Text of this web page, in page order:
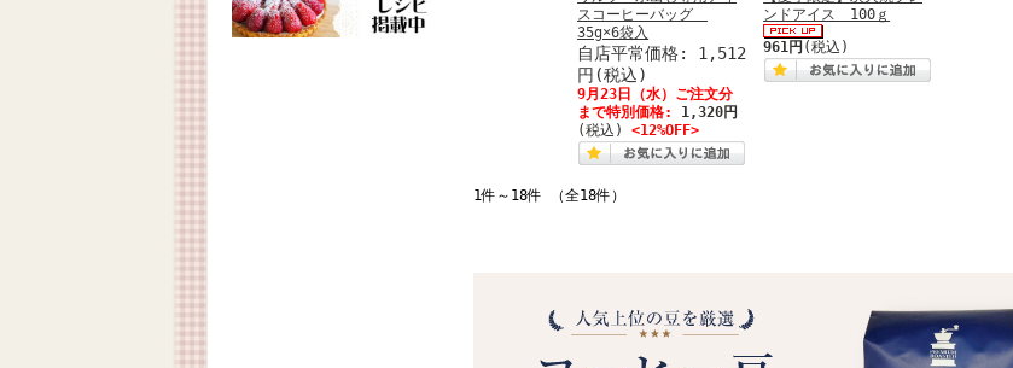
スコーヒーバッグ
35g×6袋入
自店平常価格: 1,512
円(税込)
9月23日（水）ご注文分
まで特別価格: 1,320円
(税込)
<12%OFF>
ンドアイス 100ｇ
961円 (税込)
1件～18件 （全18件）